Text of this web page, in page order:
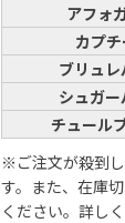
アフォ
カプチ
ブリュ
シュガ
チュール
※ご注文が殺到
す。また、在庫
ください。詳し